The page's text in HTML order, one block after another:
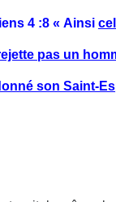
4 :8 « Ainsi
pas un
son Saint-